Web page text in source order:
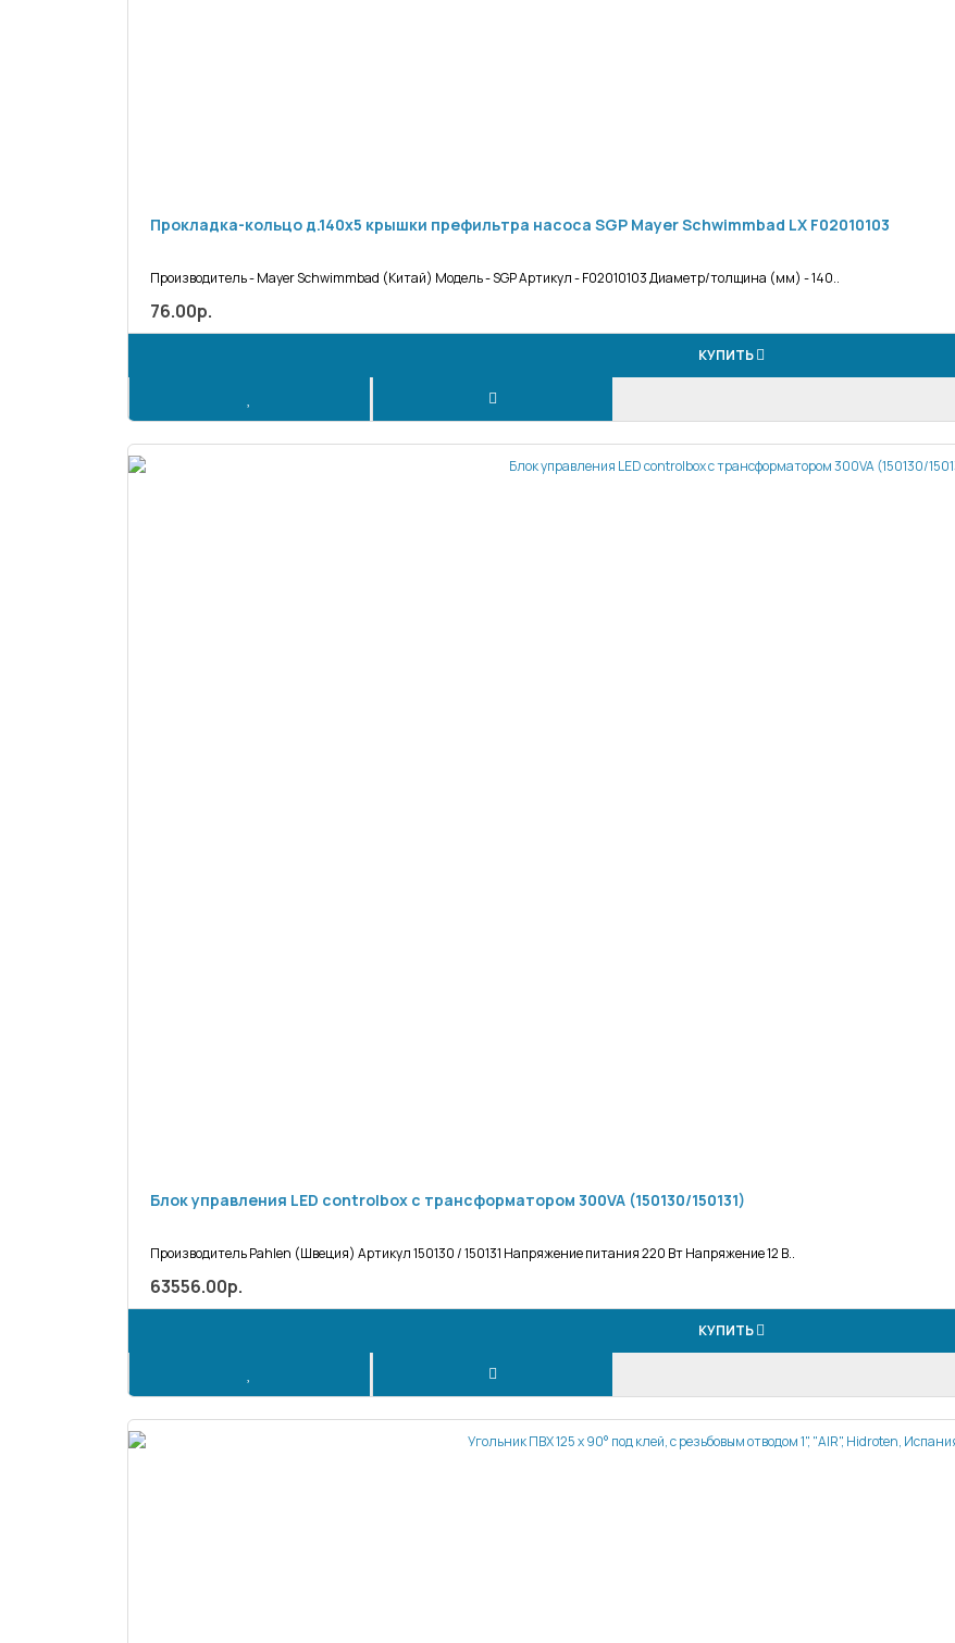
Прокладка-кольцо д.140х5 крышки префильтра насоса SGP Mayer Schwimmbad LX F02010103
Производитель - Mayer Schwimmbad (Китай) Модель - SGP Артикул - F02010103 Диаметр/толщина (мм) - 140..
76.00р.
КУПИТЬ
Блок управления LED controlbox с трансформатором 300VA (150130/150131)
Производитель Pahlen (Швеция) Артикул 150130 / 150131 Напряжение питания 220 Вт Напряжение 12 В..
63556.00р.
КУПИТЬ